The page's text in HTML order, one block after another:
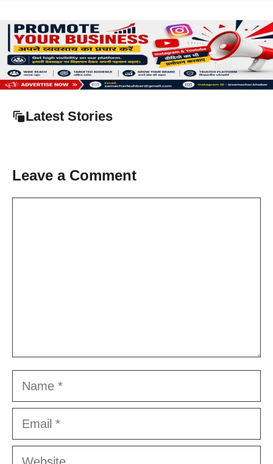
Latest Stories
Leave a Comment
Name
Email
Website